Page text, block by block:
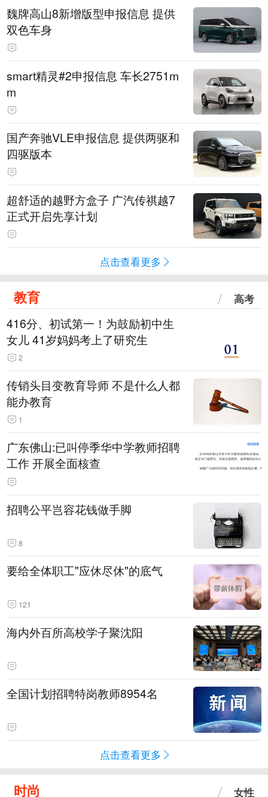
魏牌高山8新增版型申报信息 提供
双色车身
smart精灵#2申报信息 车长2751m
m
国产奔驰VLE申报信息 提供两驱和
四驱版本
超舒适的越野方盒子 广汽传祺越7
正式开启先享计划
点击查看更多
教育 高考
416分、初试第一！为鼓励初中生
女儿 41岁妈妈考上了研究生
2
传销头目变教育导师 不是什么人都
能办教育
1
广东佛山:已叫停季华中学教师招聘
工作 开展全面核查
招聘公平岂容花钱做手脚
8
要给全体职工"应休尽休"的底气
121
海内外百所高校学子聚沈阳
全国计划招聘特岗教师8954名
点击查看更多
时尚 女性